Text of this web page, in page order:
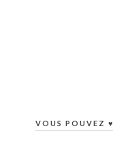
VOUS POUVEZ ♥